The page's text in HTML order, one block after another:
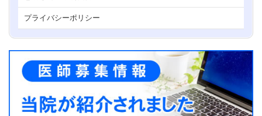
プライバシーポリシー